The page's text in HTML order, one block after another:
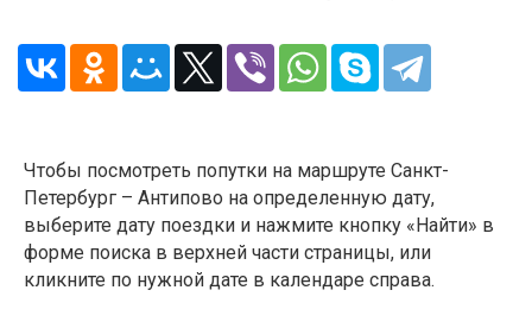
Чтобы посмотреть попутки на маршруте Санкт-
Петербург – Антипово на определенную дату,
выберите дату поездки и нажмите кнопку «Найти» в
форме поиска в верхней части страницы, или
кликните по нужной дате в календаре справа.